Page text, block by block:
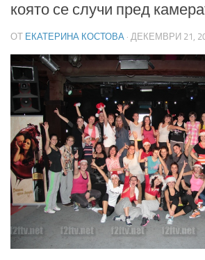
която се случи пред
ОТ ЕКАТЕРИНА КОСТОВА · ДЕКЕМВРИ 21,